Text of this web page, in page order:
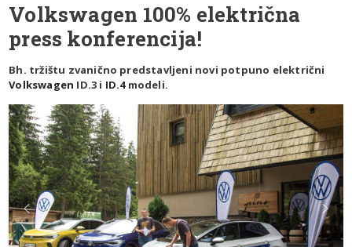
Volkswagen 100% električna
press konferencija!
Bh. tržištu zvanično predstavljeni novi potpuno električni
Volkswagen ID.3 i ID.4modeli.